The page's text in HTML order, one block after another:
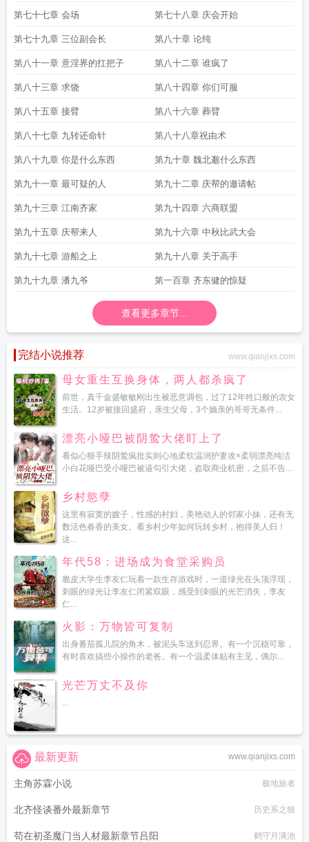
第七十七章 会场 第七十八章 庆会开始
第七十九章 三位副会长 第八十章 论纯
第八十一章 意淫界的扛把子 第八十二章 谁疯了
第八十三章 求饶 第八十四章 你们可服
第八十五章 接臂 第八十六章 葬臂
第八十七章 九转还命针 第八十八章祝由术
第八十九章 你是什么东西 第九十章 魏北邈什么东西
第九十一章 最可疑的人 第九十二章 庆帮的邀请帖
第九十三章 江南齐家 第九十四章 六商联盟
第九十五章 庆帮来人 第九十六章 中秋比武大会
第九十七章 游船之上 第九十八章 关于高手
第九十九章 潘九爷 第一百章 齐东健的惊疑
查看更多章节...
完结小说推荐 www.qianjixs.com
母女重生互换身体，两人都杀疯了
前世，真千金盛敏敏刚出生被恶意调包，过了12年牲口般的农女
生活。12岁被接回盛府，亲生父母，3个嫡亲的哥哥无条件...
漂亮小哑巴被阴鸷大佬盯上了
看似心狠手辣阴鸷疯批实则心地柔软温润护妻攻×柔弱漂亮纯洁
小白花哑巴受小哑巴被逼勾引大佬，盗取商业机密，之后不告...
乡村慾孽
这里有寂寞的嫂子，性感的村妇，美艳动人的邻家小妹，还有无
数活色春香的美女。看乡村少年如何玩转乡村，抱得美人归！
这...
年代58：进场成为食堂采购员
脆皮大学生李友仁玩着一款生存游戏时，一道绿光在头顶浮现，
刺眼的绿光让李友仁闭紧双眼，感受到刺眼的光芒消失，李友
仁...
火影：万物皆可复制
出身番茄孤儿院的角木，被泥头车送到忍界。有一个沉稳可靠，
有时喜欢搞些小操作的老爸。有一个温柔体贴有主见，偶尔...
光芒万丈不及你
...
www.qianjixs.com
最新更新
主角苏霖小说 极地旅者
北齐怪谈番外最新章节 历史系之狼
苟在初圣魔门当人材最新章节吕阳 鹤守月满池